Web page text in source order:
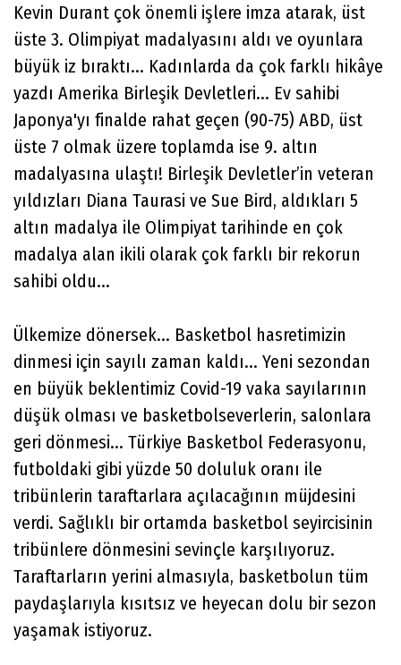
Kevin Durant çok önemli işlere imza atarak, üst
üste 3. Olimpiyat madalyasını aldı ve oyunlara
büyük iz bıraktı... Kadınlarda da çok farklı hikâye
yazdı Amerika Birleşik Devletleri... Ev sahibi
Japonya'yı finalde rahat geçen (90-75) ABD, üst
üste 7 olmak üzere toplamda ise 9. altın
madalyasına ulaştı! Birleşik Devletler’in veteran
yıldızları Diana Taurasi ve Sue Bird, aldıkları 5
altın madalya ile Olimpiyat tarihinde en çok
madalya alan ikili olarak çok farklı bir rekorun
sahibi oldu...
Ülkemize dönersek... Basketbol hasretimizin
dinmesi için sayılı zaman kaldı... Yeni sezondan
en büyük beklentimiz Covid-19 vaka sayılarının
düşük olması ve basketbolseverlerin, salonlara
geri dönmesi... Türkiye Basketbol Federasyonu,
futboldaki gibi yüzde 50 doluluk oranı ile
tribünlerin taraftarlara açılacağının müjdesini
verdi. Sağlıklı bir ortamda basketbol seyircisinin
tribünlere dönmesini sevinçle karşılıyoruz.
Taraftarların yerini almasıyla, basketbolun tüm
paydaşlarıyla kısıtsız ve heyecan dolu bir sezon
yaşamak istiyoruz.